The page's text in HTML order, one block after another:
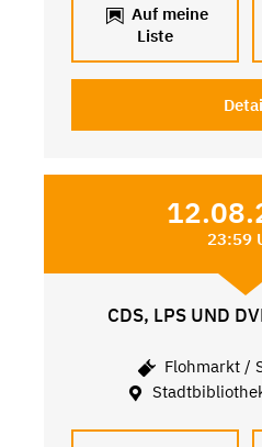
Auf meine
Liste
23:59
CDS, LPS UND
Flohmarkt /